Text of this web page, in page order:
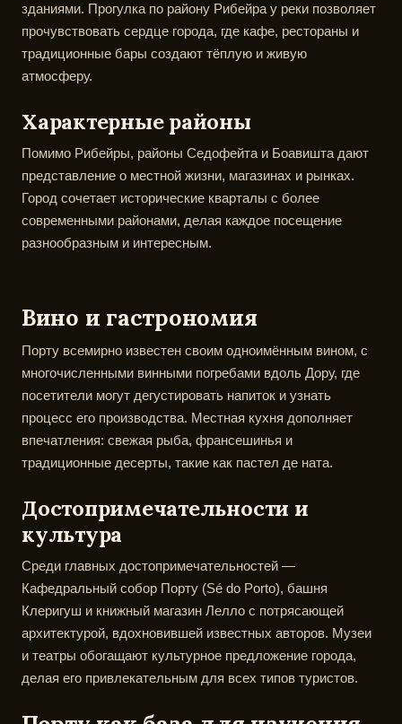
зданиями. Прогулка по району Рибейра у реки позволяет
прочувствовать сердце города, где кафе, рестораны и
традиционные бары создают тёплую и живую
атмосферу.
Характерные районы
Помимо Рибейры, районы Седофейта и Боавишта дают
представление о местной жизни, магазинах и рынках.
Город сочетает исторические кварталы с более
современными районами, делая каждое посещение
разнообразным и интересным.
Вино и гастрономия
Порту всемирно известен своим одноимённым вином, с
многочисленными винными погребами вдоль Дору, где
посетители могут дегустировать напиток и узнать
процесс его производства. Местная кухня дополняет
впечатления: свежая рыба, франсешинья и
традиционные десерты, такие как пастел де ната.
Достопримечательности и
культура
Среди главных достопримечательностей —
Кафедральный собор Порту (Sé do Porto), башня
Клеригуш и книжный магазин Лелло с потрясающей
архитектурой, вдохновившей известных авторов. Музеи
и театры обогащают культурное предложение города,
делая его привлекательным для всех типов туристов.